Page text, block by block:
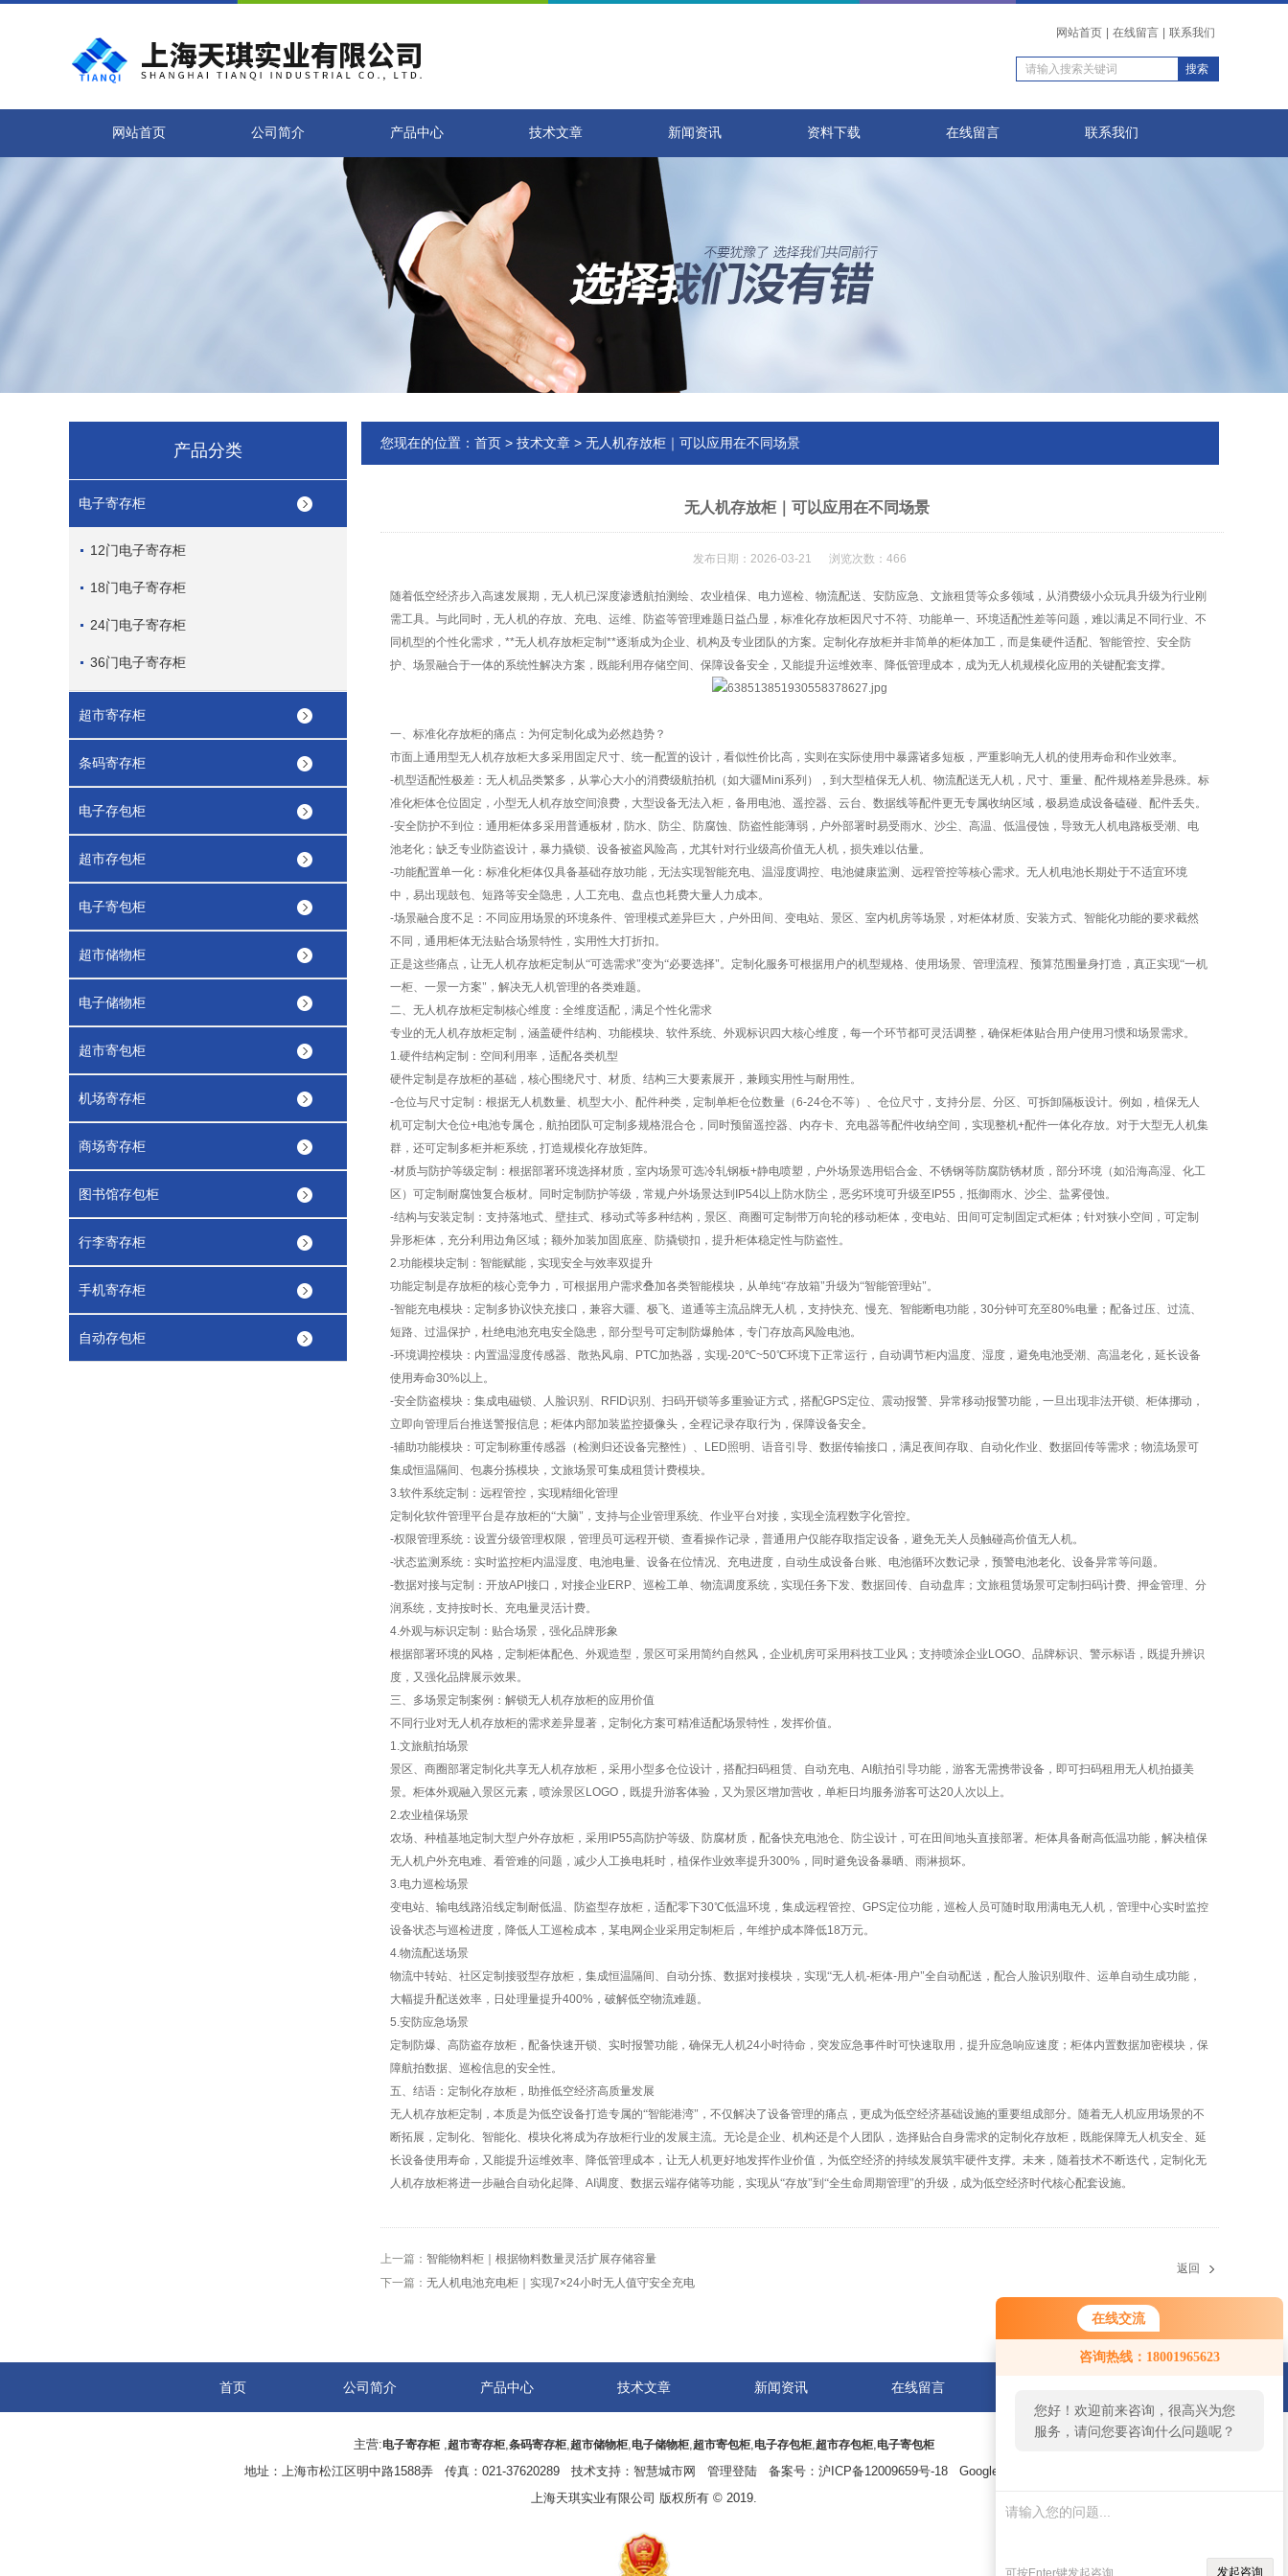
在线交流
咨询热线：18001965623
您好！欢迎前来咨询，很高兴为您
服务，请问您要咨询什么问题呢？
了需求产品，您可以直接在线与我
联系！
可按Enter键发起咨询 发起咨询
网站首页 在线留言 联系我们
网站首页 公司简介 产品中心 技术文章 新闻资讯 资料下载 在线留言 联系我们
产品分类
电子寄存柜
12门电子寄存柜
18门电子寄存柜
24门电子寄存柜
36门电子寄存柜
超市寄存柜
条码寄存柜
电子存包柜
超市存包柜
电子寄包柜
超市储物柜
电子储物柜
超市寄包柜
机场寄存柜
商场寄存柜
图书馆存包柜
行李寄存柜
手机寄存柜
自动存包柜
您现在的位置： 首页 > 技术文章 > 无人机存放柜｜可以应用在不同场景
无人机存放柜｜可以应用在不同场景
发布日期：2026-03-21 浏览次数：466
随着低空经济步入高速发展期，无人机已深度渗透航拍测绘、农业植保、电力巡检、物流配送、安防应急、文旅租赁等众多领域，从消费级小众玩具升级为行业刚
需工具。与此同时，无人机的存放、充电、运维、防盗等管理难题日益凸显，标准化存放柜因尺寸不符、功能单一、环境适配性差等问题，难以满足不同行业、不
同机型的个性化需求， **无人机存放柜定制 **逐渐成为企业、机构及专业团队的方案。定制化存放柜并非简单的柜体加工，而是集硬件适配、智能管控、安全防
护、场景融合于一体的系统性解决方案，既能利用存储空间、保障设备安全，又能提升运维效率、降低管理成本，成为无人机规模化应用的关键配套支撑。
一、标准化存放柜的痛点：为何定制化成为必然趋势？
市面上通用型无人机存放柜大多采用固定尺寸、统一配置的设计，看似性价比高，实则在实际使用中暴露诸多短板，严重影响无人机的使用寿命和作业效率。
-机型适配性极差：无人机品类繁多，从掌心大小的消费级航拍机（如大疆 Mini系列），到大型植保无人机、物流配送无人机，尺寸、重量、配件规格差异悬殊。标
准化柜体仓位固定，小型无人机存放空间浪费，大型设备无法入柜，备用电池、遥控器、云台、数据线等配件更无专属收纳区域，极易造成设备磕碰、配件丢失。
-安全防护不到位：通用柜体多采用普通板材，防水、防尘、防腐蚀、防盗性能薄弱，户外部署时易受雨水、沙尘、高温、低温侵蚀，导致无人机电路板受潮、电
池老化；缺乏专业防盗设计，暴力撬锁、设备被盗风险高，尤其针对行业级高价值无人机，损失难以估量。
-功能配置单一化：标准化柜体仅具备基础存放功能，无法实现智能充电、温湿度调控、电池健康监测、远程管控等核心需求。无人机电池长期处于不适宜环境
中，易出现鼓包、短路等安全隐患，人工充电、盘点也耗费大量人力成本。
-场景融合度不足：不同应用场景的环境条件、管理模式差异巨大，户外田间、变电站、景区、室内机房等场景，对柜体材质、安装方式、智能化功能的要求截然
不同，通用柜体无法贴合场景特性，实用性大打折扣。
正是这些痛点，让无人机存放柜定制从“可选需求"变为“必要选择"。定制化服务可根据用户的机型规格、使用场景、管理流程、预算范围量身打造，真正实现“一机
一柜、一景一方案"，解决无人机管理的各类难题。
二、无人机存放柜定制核心维度：全维度适配，满足个性化需求
专业的无人机存放柜定制，涵盖硬件结构、功能模块、软件系统、外观标识四大核心维度，每一个环节都可灵活调整，确保柜体贴合用户使用习惯和场景需求。
1.硬件结构定制：空间利用率，适配各类机型
硬件定制是存放柜的基础，核心围绕尺寸、材质、结构三大要素展开，兼顾实用性与耐用性。
-仓位与尺寸定制：根据无人机数量、机型大小、配件种类，定制单柜仓位数量（6-24仓不等）、仓位尺寸，支持分层、分区、可拆卸隔板设计。例如，植保无人
机可定制大仓位+电池专属仓，航拍团队可定制多规格混合仓，同时预留遥控器、内存卡、充电器等配件收纳空间，实现整机+配件一体化存放。对于大型无人机集
群，还可定制多柜并柜系统，打造规模化存放矩阵。
-材质与防护等级定制：根据部署环境选择材质，室内场景可选冷轧钢板+静电喷塑，户外场景选用铝合金、不锈钢等防腐防锈材质，部分环境（如沿海高湿、化工
区）可定制耐腐蚀复合板材。同时定制防护等级，常规户外场景达到 IP54以上防水防尘，恶劣环境可升级至 IP55 ，抵御雨水、沙尘、盐雾侵蚀。
-结构与安装定制：支持落地式、壁挂式、移动式等多种结构，景区、商圈可定制带万向轮的移动柜体，变电站、田间可定制固定式柜体；针对狭小空间，可定制
异形柜体，充分利用边角区域；额外加装加固底座、防撬锁扣，提升柜体稳定性与防盗性。
2.功能模块定制：智能赋能，实现安全与效率双提升
功能定制是存放柜的核心竞争力，可根据用户需求叠加各类智能模块，从单纯“存放箱"升级为“智能管理站"。
-智能充电模块：定制多协议快充接口，兼容大疆、极飞、道通等主流品牌无人机，支持快充、慢充、智能断电功能， 30分钟可充至80%电量；配备过压、过流、
短路、过温保护，杜绝电池充电安全隐患，部分型号可定制防爆舱体，专门存放高风险电池。
-环境调控模块：内置温湿度传感器、散热风扇、 PTC加热器，实现-20℃~50℃环境下正常运行，自动调节柜内温度、湿度，避免电池受潮、高温老化，延长设备
使用寿命30%以上。
-安全防盗模块：集成电磁锁、人脸识别、 RFID识别、扫码开锁等多重验证方式，搭配GPS定位、震动报警、异常移动报警功能，一旦出现非法开锁、柜体挪动，
立即向管理后台推送警报信息；柜体内部加装监控摄像头，全程记录存取行为，保障设备安全。
-辅助功能模块：可定制称重传感器（检测归还设备完整性）、 LED照明、语音引导、数据传输接口，满足夜间存取、自动化作业、数据回传等需求；物流场景可
集成恒温隔间、包裹分拣模块，文旅场景可集成租赁计费模块。
3.软件系统定制：远程管控，实现精细化管理
定制化软件管理平台是存放柜的“大脑"，支持与企业管理系统、作业平台对接，实现全流程数字化管控。
-权限管理系统：设置分级管理权限，管理员可远程开锁、查看操作记录，普通用户仅能存取指定设备，避免无关人员触碰高价值无人机。
-状态监测系统：实时监控柜内温湿度、电池电量、设备在位情况、充电进度，自动生成设备台账、电池循环次数记录，预警电池老化、设备异常等问题。
-数据对接与定制：开放API 接口，对接企业 ERP、巡检工单、物流调度系统，实现任务下发、数据回传、自动盘库；文旅租赁场景可定制扫码计费、押金管理、分
润系统，支持按时长、充电量灵活计费。
4.外观与标识定制：贴合场景，强化品牌形象
根据部署环境的风格，定制柜体配色、外观造型，景区可采用简约自然风，企业机房可采用科技工业风；支持喷涂企业 LOGO、品牌标识、警示标语，既提升辨识
度，又强化品牌展示效果。
三、多场景定制案例：解锁无人机存放柜的应用价值
不同行业对无人机存放柜的需求差异显著，定制化方案可精准适配场景特性，发挥价值。
1.文旅航拍场景
景区、商圈部署定制化共享无人机存放柜，采用小型多仓位设计，搭配扫码租赁、自动充电、 AI 航拍引导功能，游客无需携带设备，即可扫码租用无人机拍摄美
景。柜体外观融入景区元素，喷涂景区 LOGO ，既提升游客体验，又为景区增加营收，单柜日均服务游客可达20人次以上。
2.农业植保场景
农场、种植基地定制大型户外存放柜，采用 IP55高防护等级、防腐材质，配备快充电池仓、防尘设计，可在田间地头直接部署。柜体具备耐高低温功能，解决植保
无人机户外充电难、看管难的问题，减少人工换电耗时，植保作业效率提升300% ，同时避免设备暴晒、雨淋损坏。
3.电力巡检场景
变电站、输电线路沿线定制耐低温、防盗型存放柜，适配零下30℃低温环境，集成远程管控、 GPS定位功能，巡检人员可随时取用满电无人机，管理中心实时监控
设备状态与巡检进度，降低人工巡检成本，某电网企业采用定制柜后，年维护成本降低18万元。
4.物流配送场景
物流中转站、社区定制接驳型存放柜，集成恒温隔间、自动分拣、数据对接模块，实现“无人机-柜体-用户"全自动配送，配合人脸识别取件、运单自动生成功能，
大幅提升配送效率，日处理量提升400% ，破解低空物流难题。
5.安防应急场景
定制防爆、高防盗存放柜，配备快速开锁、实时报警功能，确保无人机24小时待命，突发应急事件时可快速取用，提升应急响应速度；柜体内置数据加密模块，保
障航拍数据、巡检信息的安全性。
五、结语：定制化存放柜，助推低空经济高质量发展
无人机存放柜定制，本质是为低空设备打造专属的“智能港湾"，不仅解决了设备管理的痛点，更成为低空经济基础设施的重要组成部分。随着无人机应用场景的不
断拓展，定制化、智能化、模块化将成为存放柜行业的发展主流。无论是企业、机构还是个人团队，选择贴合自身需求的定制化存放柜，既能保障无人机安全、延
长设备使用寿命，又能提升运维效率、降低管理成本，让无人机更好地发挥作业价值，为低空经济的持续发展筑牢硬件支撑。未来，随着技术不断迭代，定制化无
人机存放柜将进一步融合自动化起降、 AI 调度、数据云端存储等功能，实现从“存放"到“全生命周期管理"的升级，成为低空经济时代核心配套设施。
上一篇： 智能物料柜｜根据物料数量灵活扩展存储容量
下一篇： 无人机电池充电柜｜实现7×24小时无人值守安全充电
返回
首页 公司简介 产品中心 技术文章 新闻资讯 在线留言
主营:电子寄存柜,超市寄存柜,条码寄存柜,超市储物柜,电子储物柜,超市寄包柜,电子存包柜,超市存包柜,电子寄包柜
地址：上海市松江区明中路1588弄 传真：021-37620289 技术支持： 智慧城市网 管理登陆备案号： 沪ICP备12009659号-18
GoogleSitemap
上海天琪实业有限公司 版权所有 © 2019.